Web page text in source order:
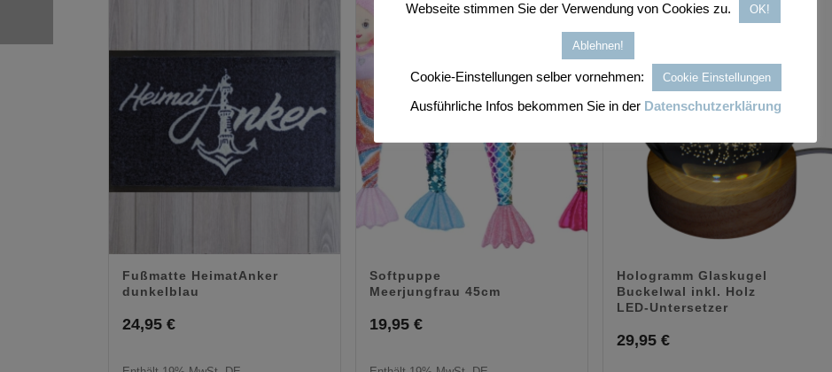
Fußmatte HeimatAnker
dunkelblau
24,95 €
Softpuppe
Meerjungfrau 45cm
19,95 €
Hologramm Glaskugel
Buckelwal inkl. Holz
LED-Untersetzer
29,95 €
Webseite stimmen Sie der Verwendung von Cookies zu. OK!
Ablehnen!
Cookie-Einstellungen selber vornehmen: Cookie Einstellungen
Ausführliche Infos bekommen Sie in der Datenschutzerklärung